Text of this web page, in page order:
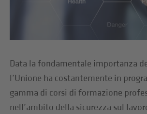
Data la fondamentale importanza
l’Unione ha costantemente in
gamma di corsi di formazione
nell’ambito della sicurezza sul